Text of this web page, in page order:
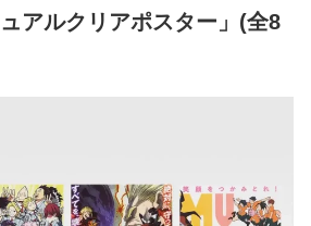
アルクリアポスター」(全8